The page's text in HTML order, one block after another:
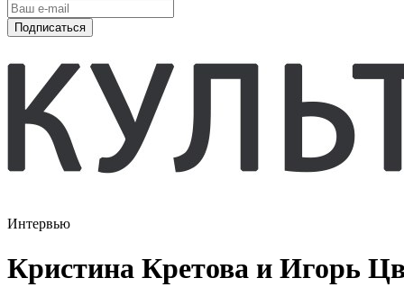
Подписаться
Интервью
Кристина Кретова и Игорь